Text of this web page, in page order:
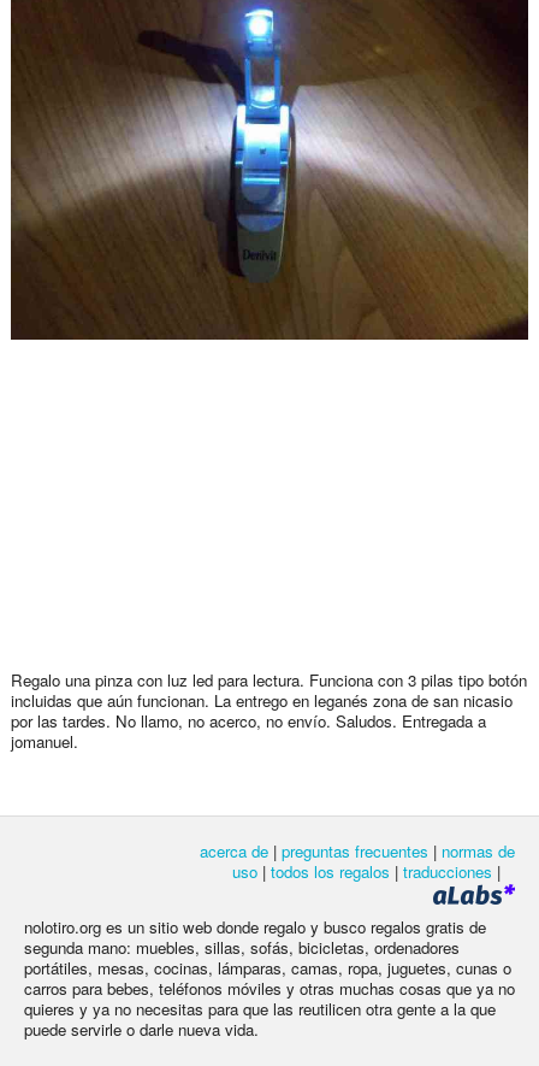
Regalo una pinza con luz led para lectura. Funciona con 3 pilas tipo botón
incluidas que aún funcionan. La entrego en leganés zona de san nicasio
por las tardes. No llamo, no acerco, no envío. Saludos. Entregada a
jomanuel.
acerca de | preguntas frecuentes | normas de
uso | todos los regalos | traducciones |
nolotiro.org es un sitio web donde regalo y busco regalos gratis de
segunda mano: muebles, sillas, sofás, bicicletas, ordenadores
portátiles, mesas, cocinas, lámparas, camas, ropa, juguetes, cunas o
carros para bebes, teléfonos móviles y otras muchas cosas que ya no
quieres y ya no necesitas para que las reutilicen otra gente a la que
puede servirle o darle nueva vida.